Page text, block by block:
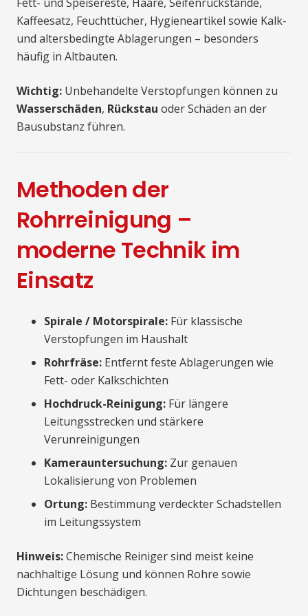
Kaffeesatz, Feuchttücher, Hygieneartikel sowie Kalk-
und altersbedingte Ablagerungen – besonders
häufig in Altbauten.
Wichtig: Unbehandelte Verstopfungen können zu
Wasserschäden, Rückstau oder Schäden an der
Bausubstanz führen.
Methoden der
Rohrreinigung –
moderne Technik im
Einsatz
Spirale / Motorspirale: Für klassische
Verstopfungen im Haushalt
Rohrfräse: Entfernt feste Ablagerungen wie
Fett- oder Kalkschichten
Hochdruck-Reinigung: Für längere
Leitungsstrecken und stärkere
Verunreinigungen
Kamerauntersuchung: Zur genauen
Lokalisierung von Problemen
Ortung: Bestimmung verdeckter Schadstellen
im Leitungssystem
Hinweis:Chemische Reiniger sind meist keine
nachhaltige Lösung und können Rohre sowie
Dichtungen beschädigen.